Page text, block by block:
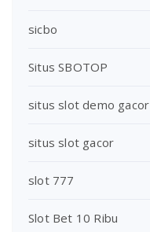
sicbo
Situs SBOTOP
situs slot demo gacor
situs slot gacor
slot 777
Slot Bet 10 Ribu